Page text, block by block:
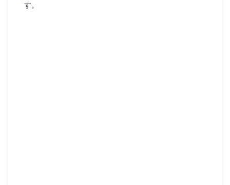
す。